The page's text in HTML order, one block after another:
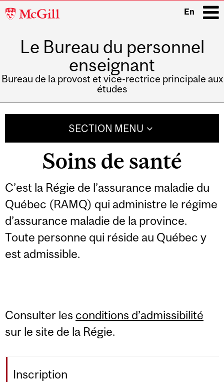
McGill
En
Le Bureau du personnel
enseignant
Bureau de la provost et vice-rectrice principale aux
études
SECTION MENU
Soins de santé
C’est la Régie de l’assurance maladie du
Québec (RAMQ) qui administre le régime
d’assurance maladie de la province.
Toute personne qui réside au Québec y
est admissible.
Consulter les conditions d’admissibilité
sur le site de la Régie.
Inscription